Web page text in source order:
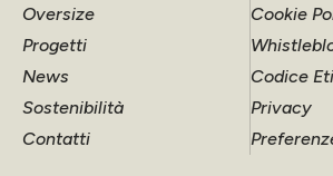
Oversize
Progetti
News
Sostenibilità
Contatti
Cookie
Codice
Privacy